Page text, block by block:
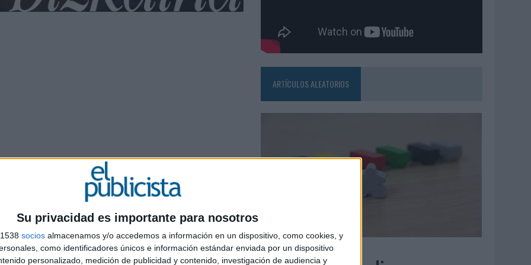
Su privacidad es importante para nosotros
socios almacenamos y/o accedemos a información en un dispositivo, como cookies, y
como identificadores únicos e información estándar enviada por un dispositivo
personalizado, medición de publicidad y contenido, investigación de audiencia y
Maite Anasagasti
ARTÍCULOS ALEATORIOS
06/08/2026